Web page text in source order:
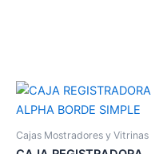
Cajas Mostradores y Vitrinas